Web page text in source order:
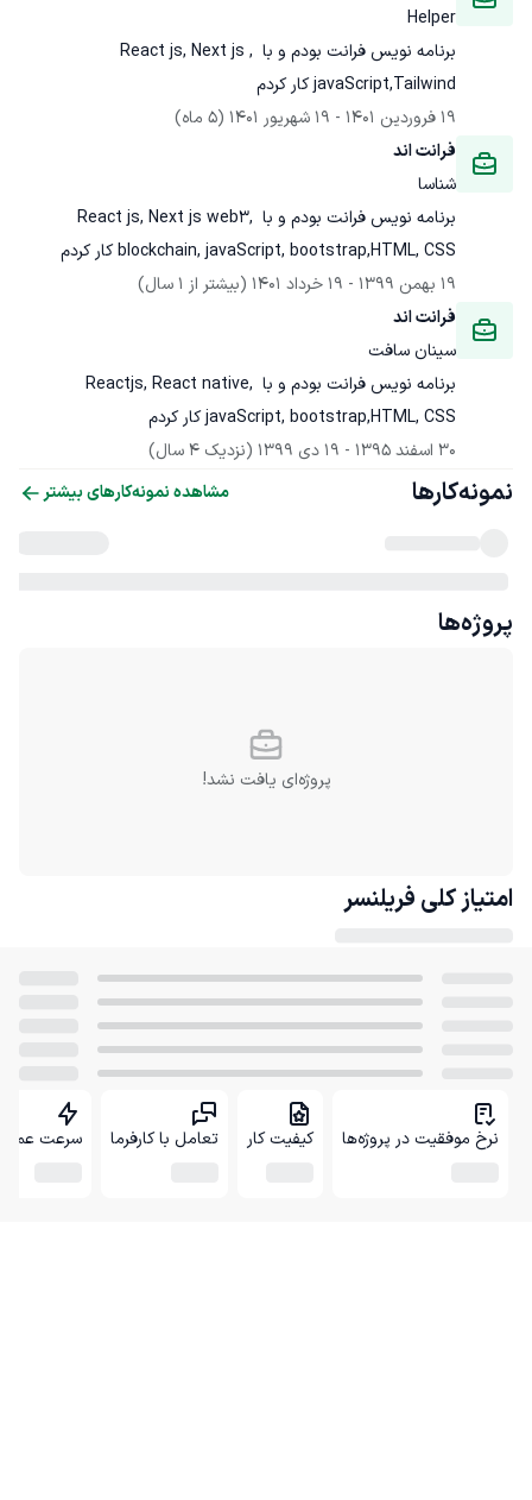
Helper
برنامه نویس فرانت بودم و با React js, Next js ,
javaScript,Tailwind کار کردم
19 فروردین 1401
- 19 شهریور 1401
(5 ماه)
فرانت اند
شناسا
برنامه نویس فرانت بودم و با React js, Next js web3,
blockchain, javaScript, bootstrap,HTML, CSS کار کردم
19 بهمن 1399
- 19 خرداد 1401
(بیشتر از 1 سال)
فرانت اند
سینان سافت
برنامه نویس فرانت بودم و با Reactjs, React native,
javaScript, bootstrap,HTML, CSS کار کردم
30 اسفند 1395
- 19 دی 1399 (نزدیک 4 سال)
نمونه‌کارها مشاهده نمونه‌کارهای بیشتر
پروژه‌ها
پروژه‌ای یافت نشد!
امتیاز کلی فریلنسر
نرخ موفقیت در پروژه‌ها کیفیت کار تعامل با کارفرما سرعت عمل